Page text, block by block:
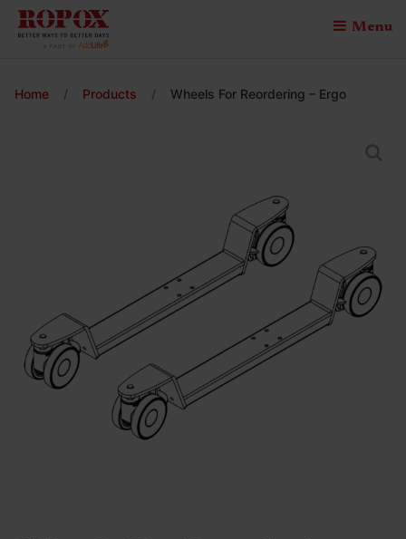
Menu
Home / Products / Wheels For Reordering – Ergo